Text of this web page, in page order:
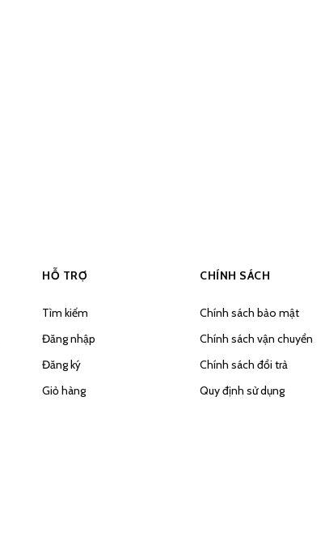
HỖ TRỢ
Tìm kiếm
Đăng nhập
Đăng ký
Giỏ hàng
CHÍNH SÁCH
Chính sách bảo mật
Chính sách vận chuyển
Chính sách đổi trả
Quy định sử dụng